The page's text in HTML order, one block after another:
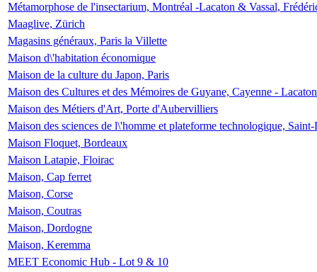
Métamorphose de l'insectarium, Montréal -Lacaton & Vassal,
Maaglive, Zürich
Magasins généraux, Paris la Villette
Maison d\'habitation économique
Maison de la culture du Japon, Paris
Maison des Cultures et des Mémoires de Guyane, Cayenne -
Maison des Métiers d'Art, Porte d'Aubervilliers
Maison des sciences de l\'homme et plateforme technologique,
Maison Floquet, Bordeaux
Maison Latapie, Floirac
Maison, Cap ferret
Maison, Corse
Maison, Coutras
Maison, Dordogne
Maison, Keremma
MEET Economic Hub - Lot 9 & 10